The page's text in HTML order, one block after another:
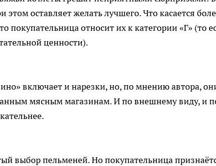
этом оставляет желать лучшего. Что касается
покупательница относит их к категории «Г» (то
ценности).
включает и нарезки, но, по мнению автора,
мясным магазинам. И по внешнему виду, и
выбор пельменей. Но покупательница